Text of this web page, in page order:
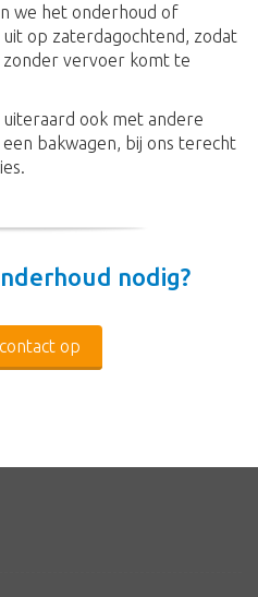
we het onderhoud of
op zaterdagochtend, zodat
vervoer komt te
ook met andere
bakwagen, bij ons terecht
nodig?
op